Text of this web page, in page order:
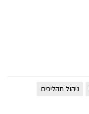
ניהול תהליכים